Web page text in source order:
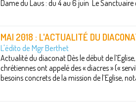
Dame du Laus : du 4 au 6 juin Le Sanctuaire
MAI 2018 : L'ACTUALITÉ DU
L'édito de Mgr Berthet
Actualité du diaconat Dès le début de
chrétiennes ont appelé des « diacres » («
besoins concrets de la mission de l’Eglise,